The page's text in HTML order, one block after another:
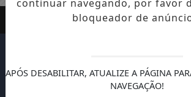
continuar navegando, por favor
bloqueador de
APÓS DESABILITAR, ATUALIZE A PÁGINA
NAVEGAÇÃO!